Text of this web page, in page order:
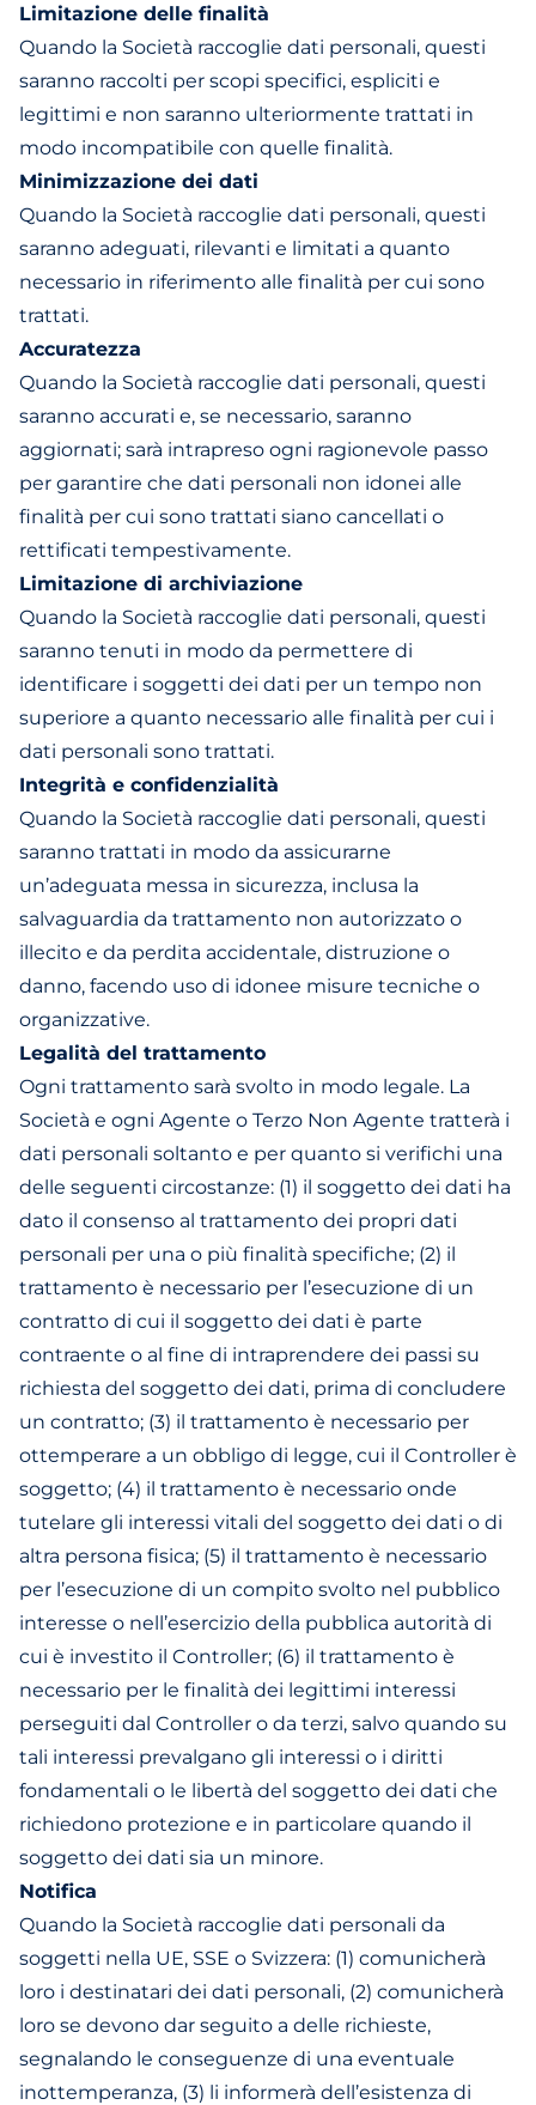
Limitazione delle finalità
Quando la Società raccoglie dati personali, questi
saranno raccolti per scopi specifici, espliciti e
legittimi e non saranno ulteriormente trattati in
modo incompatibile con quelle finalità.
Minimizzazione dei dati
Quando la Società raccoglie dati personali, questi
saranno adeguati, rilevanti e limitati a quanto
necessario in riferimento alle finalità per cui sono
trattati.
Accuratezza
Quando la Società raccoglie dati personali, questi
saranno accurati e, se necessario, saranno
aggiornati; sarà intrapreso ogni ragionevole passo
per garantire che dati personali non idonei alle
finalità per cui sono trattati siano cancellati o
rettificati tempestivamente.
Limitazione di archiviazione
Quando la Società raccoglie dati personali, questi
saranno tenuti in modo da permettere di
identificare i soggetti dei dati per un tempo non
superiore a quanto necessario alle finalità per cui i
dati personali sono trattati.
Integrità e confidenzialità
Quando la Società raccoglie dati personali, questi
saranno trattati in modo da assicurarne
un’adeguata messa in sicurezza, inclusa la
salvaguardia da trattamento non autorizzato o
illecito e da perdita accidentale, distruzione o
danno, facendo uso di idonee misure tecniche o
organizzative.
Legalità del trattamento
Ogni trattamento sarà svolto in modo legale. La
Società e ogni Agente o Terzo Non Agente tratterà i
dati personali soltanto e per quanto si verifichi una
delle seguenti circostanze: (1) il soggetto dei dati ha
dato il consenso al trattamento dei propri dati
personali per una o più finalità specifiche; (2) il
trattamento è necessario per l’esecuzione di un
contratto di cui il soggetto dei dati è parte
contraente o al fine di intraprendere dei passi su
richiesta del soggetto dei dati, prima di concludere
un contratto; (3) il trattamento è necessario per
ottemperare a un obbligo di legge, cui il Controller è
soggetto; (4) il trattamento è necessario onde
tutelare gli interessi vitali del soggetto dei dati o di
altra persona fisica; (5) il trattamento è necessario
per l’esecuzione di un compito svolto nel pubblico
interesse o nell’esercizio della pubblica autorità di
cui è investito il Controller; (6) il trattamento è
necessario per le finalità dei legittimi interessi
perseguiti dal Controller o da terzi, salvo quando su
tali interessi prevalgano gli interessi o i diritti
fondamentali o le libertà del soggetto dei dati che
richiedono protezione e in particolare quando il
soggetto dei dati sia un minore.
Notifica
Quando la Società raccoglie dati personali da
soggetti nella UE, SSE o Svizzera: (1) comunicherà
loro i destinatari dei dati personali, (2) comunicherà
loro se devono dar seguito a delle richieste,
segnalando le conseguenze di una eventuale
inottemperanza, (3) li informerà dell’esistenza di